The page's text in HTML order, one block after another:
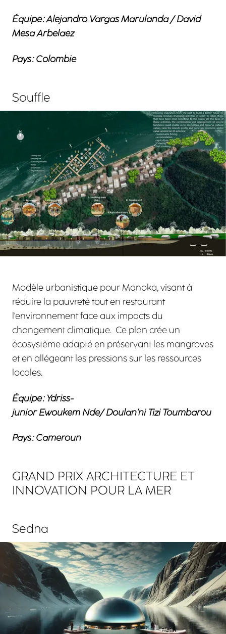
Équipe :Alejandro Vargas Marulanda / David
Mesa Arbelaez
Pays :Colombie
Souffle
Modèle urbanistique pour Manoka, visant à
réduire la pauvreté tout en restaurant
l'environnement face aux impacts du
changement climatique. Ce plan crée un
écosystème adapté en préservant les mangroves
et en allégeant les pressions sur les ressources
locales.
Équipe : Ydriss-
junior Ewoukem Nde/ Doulan’ni Tizi Toumbarou
Pays : Cameroun
GRAND PRIX ARCHITECTURE ET
INNOVATION POUR LA MER
Sedna
Agrandir